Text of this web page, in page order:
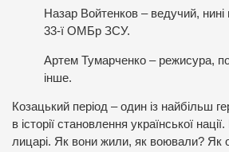
Назар Войтенков – ведучий, нині
33-ї ОМБр ЗСУ.
Артем Тумарченко – режисура,
інше.
Козацький період – один із найбільш
в історії становлення української
лицарі. Як вони жили, як воювали? Як